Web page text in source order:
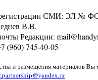
регистрации СМИ: ЭЛ №
В.В.
Редакции:
(960) 745-40-05
и размещения материалов Вы